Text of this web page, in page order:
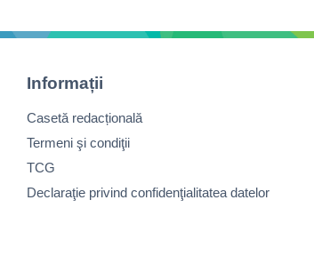
Informații
Casetă redacțională
Termeni şi condiţii
TCG
Declaraţie privind confidenţialitatea datelor